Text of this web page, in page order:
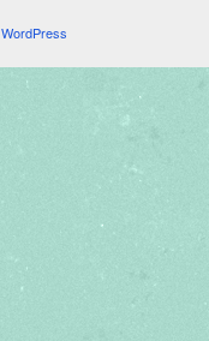
WordPress